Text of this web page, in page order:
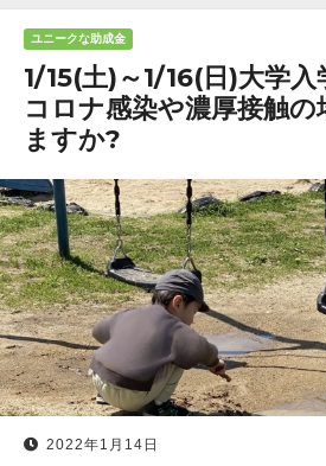
ユニークな助成金
1/15(土)～1/16(日)大学入
コロナ感染や濃厚接触の
ますか?
2022年1月14日